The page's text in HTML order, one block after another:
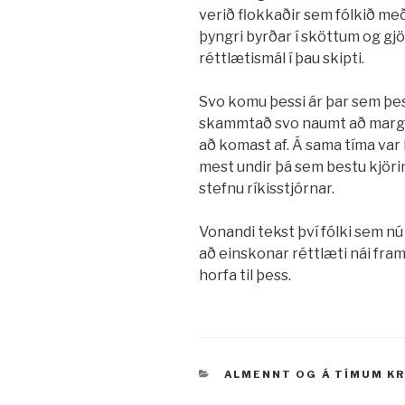
verið flokkaðir sem fólkið
þyngri byrðar í sköttum og
réttlætismál í þau skipti.
Svo komu þessi ár þar sem
skammtað svo naumt að
að komast af. Á sama tíma
mest undir þá sem bestu
stefnu ríkisstjórnar.
Vonandi tekst því fólki sem
að einskonar réttlæti nái
horfa til þess.
VÖRUFLOKKAR
ALMENNT OG Á TÍMUM